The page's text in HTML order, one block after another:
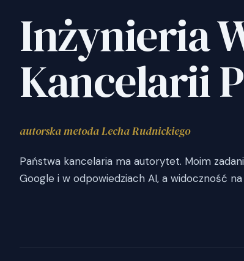
Inżynieria
Kancelarii
autorska metoda Lecha Rudnickiego
Państwa kancelaria ma autorytet. Moim
Google i w odpowiedziach AI, a widoczność